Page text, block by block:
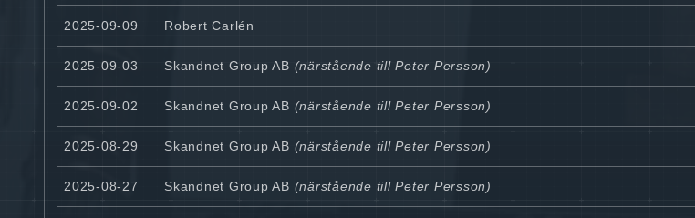
2025-09-09 Robert Carlén
2025-09-03 Skandnet Group AB (närstående till Peter Persson)
2025-09-02 Skandnet Group AB (närstående till Peter Persson)
2025-08-29 Skandnet Group AB (närstående till Peter Persson)
2025-08-27 Skandnet Group AB (närstående till Peter Persson)